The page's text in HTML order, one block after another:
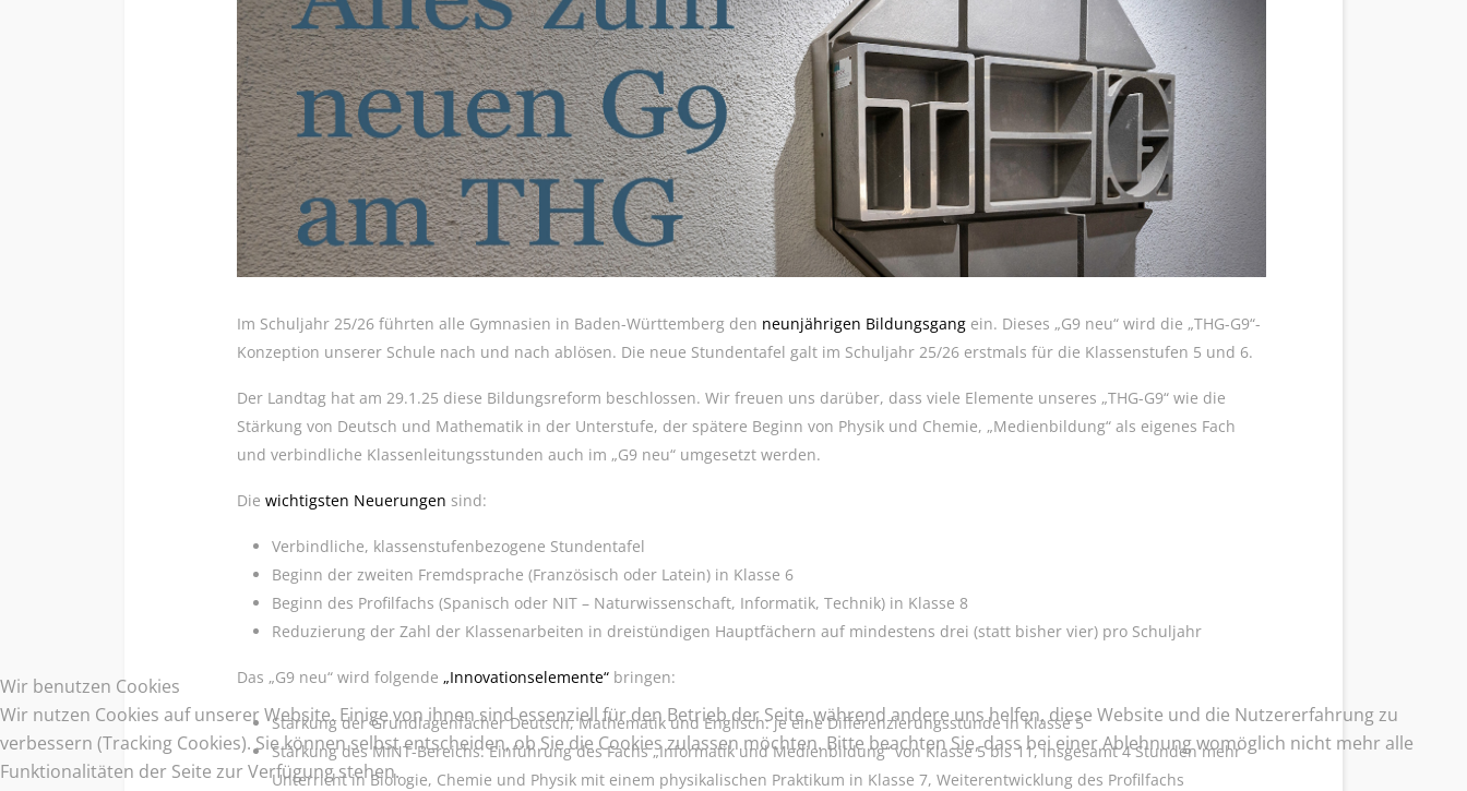
Im Schuljahr 25/26 führten alle Gymnasien in Baden-Württemberg den neunjährigen Bildungsgang ein. Dieses „G9 neu“ wird die „THG-G9“-
Konzeption unserer Schule nach und nach ablösen. Die neue Stundentafel galt im Schuljahr 25/26 erstmals für die Klassenstufen 5 und 6.
Der Landtag hat am 29.1.25 diese Bildungsreform beschlossen. Wir freuen uns darüber, dass viele Elemente unseres „THG-G9“ wie die
Stärkung von Deutsch und Mathematik in der Unterstufe, der spätere Beginn von Physik und Chemie, „Medienbildung“ als eigenes Fach
und verbindliche Klassenleitungsstunden auch im „G9 neu“ umgesetzt werden.
Die wichtigsten Neuerungen sind:
Verbindliche, klassenstufenbezogene Stundentafel
Beginn der zweiten Fremdsprache (Französisch oder Latein) in Klasse 6
Beginn des Profilfachs (Spanisch oder NIT – Naturwissenschaft, Informatik, Technik) in Klasse 8
Reduzierung der Zahl der Klassenarbeiten in dreistündigen Hauptfächern auf mindestens drei (statt bisher vier) pro Schuljahr
Das „G9 neu“ wird folgende „Innovationselemente“ bringen:
Stärkung der Grundlagenfächer Deutsch, Mathematik und Englisch: je eine Differenzierungsstunde in Klasse 5
Stärkung des MINT-Bereichs: Einführung des Fachs „Informatik und Medienbildung“ von Klasse 5 bis 11, insgesamt 4 Stunden mehr
Unterricht in Biologie, Chemie und Physik mit einem physikalischen Praktikum in Klasse 7, Weiterentwicklung des Profilfachs
Wir benutzen Cookies
Wir nutzen Cookies auf unserer Website. Einige von ihnen sind essenziell für den Betrieb der Seite, während andere uns helfen, diese Website und die Nutzererfahrung zu
verbessern (Tracking Cookies). Sie können selbst entscheiden, ob Sie die Cookies zulassen möchten. Bitte beachten Sie, dass bei einer Ablehnung womöglich nicht mehr alle
Funktionalitäten der Seite zur Verfügung stehen.